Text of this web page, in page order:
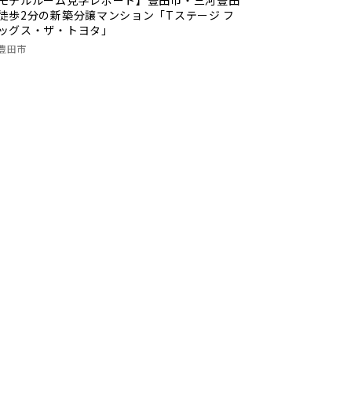
歩2分の新築分譲マンション「Tステージ フ
グス・ザ・トヨタ」
田市